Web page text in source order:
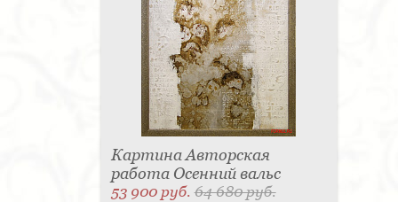
Картина Авторская
работа Осенний вальс
53 900 руб.64 680 руб.